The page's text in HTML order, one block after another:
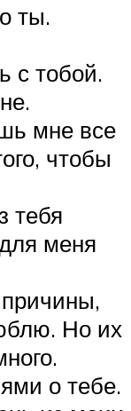
ты.
с тобой.
мне все
чтобы
тебя
меня
Но их
о тебе.